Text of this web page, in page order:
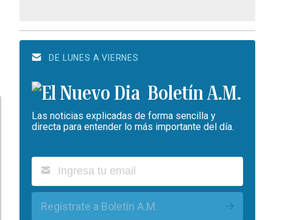
DE LUNES A VIERNES
Boletín A.M.
Las noticias explicadas de forma sencilla y
directa para entender lo más importante del día.
Regístrate a Boletín A.M.